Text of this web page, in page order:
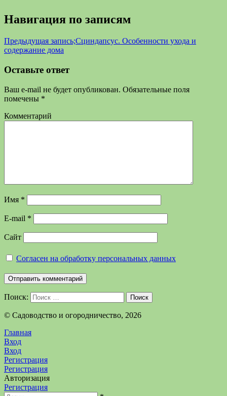
Навигация по записям
Предыдущая запись;Сциндапсус. Особенности ухода и
содержание дома
Оставьте ответ
Ваш e-mail не будет опубликован. Обязательные поля
помечены *
Комментарий
Имя *
E-mail *
Сайт
Согласен на обработку персональных данных
Поиск: Поиск
©️ Садоводство и огородничество, 2026
Главная
Вход
Вход
Регистрация
Регистрация
Авторизация
Регистрация